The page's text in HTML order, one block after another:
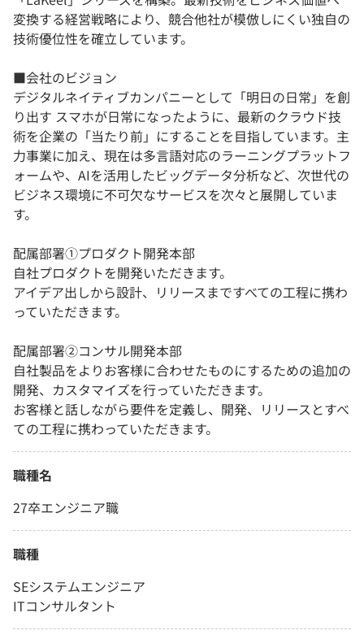
変換する経営戦略により、競合他社が模倣しにくい独自の
技術優位性を確立しています。
■会社のビジョン
デジタルネイティブカンパニーとして「明日の日常」を創
り出す スマホが日常になったように、最新のクラウド技
術を企業の「当たり前」にすることを目指しています。主
力事業に加え、現在は多言語対応のラーニングプラットフ
ォームや、AIを活用したビッグデータ分析など、次世代の
ビジネス環境に不可欠なサービスを次々と展開していま
す。
配属部署①プロダクト開発本部
自社プロダクトを開発いただきます。
アイデア出しから設計、リリースまですべての工程に携わ
っていただきます。
配属部署②コンサル開発本部
自社製品をよりお客様に合わせたものにするための追加の
開発、カスタマイズを行っていただきます。
お客様と話しながら要件を定義し、開発、リリースとすべ
ての工程に携わっていただきます。
職種名
27卒エンジニア職
職種
SEシステムエンジニア
ITコンサルタント